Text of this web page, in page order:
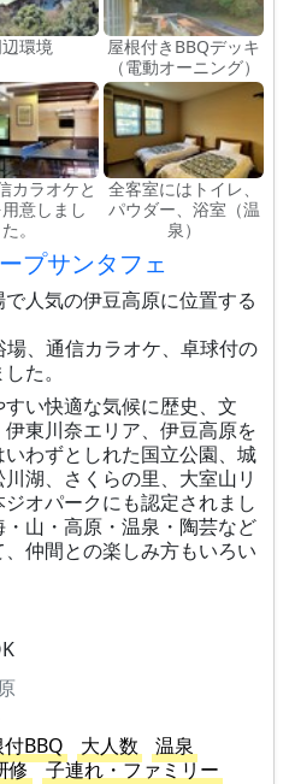
環境
屋根付きBBQデッキ
（電動オーニング）
カラオケと
意しまし
た。
全客室にはトイレ、
パウダー、浴室（温
泉）
プサンタフェ
人気の伊豆高原に位置する
、通信カラオケ、卓球付の
た。
い快適な気候に歴史、文
東川奈エリア、伊豆高原を
わずとしれた国立公園、城
湖、さくらの里、大室山リ
オパークにも認定されまし
山・高原・温泉・陶芸など
仲間との楽しみ方もいろい
BBQ 大人数
温泉
修
子連れ・ファミリー